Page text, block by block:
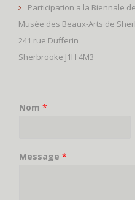
Participation a la Biennale
Musée des Beaux-Arts de
241 rue Dufferin
Sherbrooke J1H 4M3
Nom *
Message *